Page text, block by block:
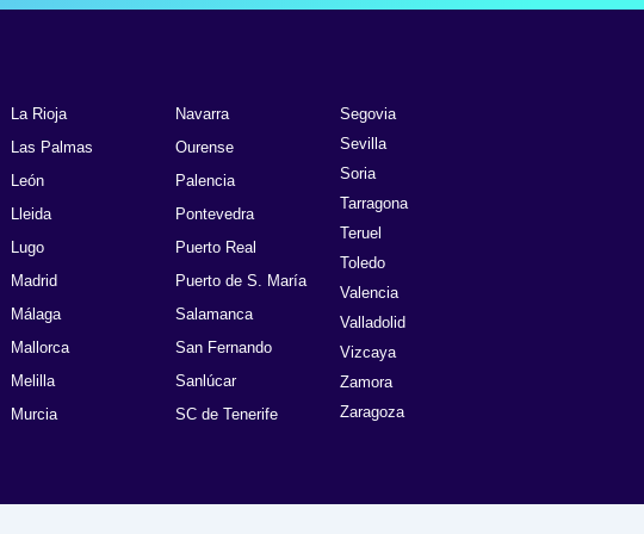
La Rioja
Las Palmas
León
Lleida
Lugo
Madrid
Málaga
Mallorca
Melilla
Murcia
Navarra
Ourense
Palencia
Pontevedra
Puerto Real
Puerto de S. María
Salamanca
San Fernando
Sanlúcar
SC de Tenerife
Segovia
Sevilla
Soria
Tarragona
Teruel
Toledo
Valencia
Valladolid
Vizcaya
Zamora
Zaragoza